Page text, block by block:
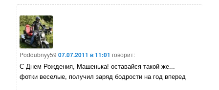
Poddubnyy59 07.07.2011 в 11:01 говорит:
С Днем Рождения, Машенька! оставайся такой же...
фотки веселые, получил заряд бодрости на год вперед